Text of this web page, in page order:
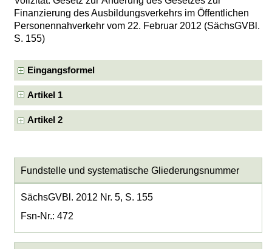
Finanzierung des Ausbildungsverkehrs im Öffentlichen
Personennahverkehr vom 22. Februar 2012 (SächsGVBl.
S. 155)
Eingangsformel
Artikel 1
Artikel 2
Fundstelle und systematische Gliederungsnummer
SächsGVBl. 2012 Nr. 5, S. 155
Fsn-Nr.: 472